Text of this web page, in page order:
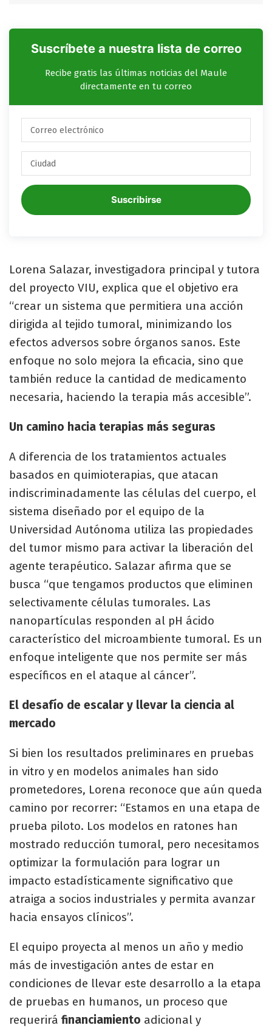
Suscríbete a nuestra lista de correo
Recibe gratis las últimas noticias del Maule
directamente en tu correo
Suscribirse
Lorena Salazar, investigadora principal y tutora
del proyecto VIU, explica que el objetivo era
“crear un sistema que permitiera una acción
dirigida al tejido tumoral, minimizando los
efectos adversos sobre órganos sanos. Este
enfoque no solo mejora la eficacia, sino que
también reduce la cantidad de medicamento
necesaria, haciendo la terapia más accesible”.
Un camino hacia terapias más seguras
A diferencia de los tratamientos actuales
basados en quimioterapias, que atacan
indiscriminadamente las células del cuerpo, el
sistema diseñado por el equipo de la
Universidad Autónoma utiliza las propiedades
del tumor mismo para activar la liberación del
agente terapéutico. Salazar afirma que se
busca “que tengamos productos que eliminen
selectivamente células tumorales. Las
nanopartículas responden al pH ácido
característico del microambiente tumoral. Es un
enfoque inteligente que nos permite ser más
específicos en el ataque al cáncer”.
El desafío de escalar y llevar la ciencia al
mercado
Si bien los resultados preliminares en pruebas
in vitro y en modelos animales han sido
prometedores, Lorena reconoce que aún queda
camino por recorrer: “Estamos en una etapa de
prueba piloto. Los modelos en ratones han
mostrado reducción tumoral, pero necesitamos
optimizar la formulación para lograr un
impacto estadísticamente significativo que
atraiga a socios industriales y permita avanzar
hacia ensayos clínicos”.
El equipo proyecta al menos un año y medio
más de investigación antes de estar en
condiciones de llevar este desarrollo a la etapa
de pruebas en humanos, un proceso que
requerirá financiamiento adicional y